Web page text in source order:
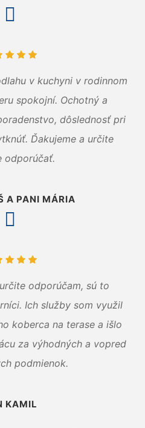
v kuchyni v rodinnom
spokojní. Ochotný a
dôslednosť pri
Ďakujeme a určite
odporúčať.
A PANI MÁRIA
odporúčam, sú to
Ich služby som využil
koberca na terase a išlo
za výhodných a vopred
podmienok.
KAMIL